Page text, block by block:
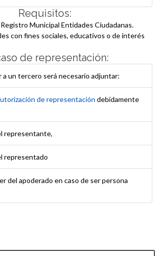
Requisitos:
Municipal Entidades Ciudadanas.
con fines sociales, educativos o de interés
de representación:
a un tercero será necesario adjuntar:
de representación debidamente
representante,
representado
del apoderado en caso de ser persona